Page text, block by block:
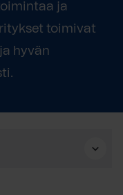
ja
toimivat
hyvän